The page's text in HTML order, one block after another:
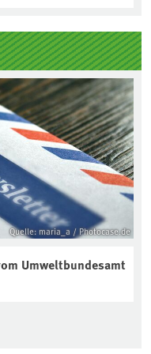
Quelle: maria_a / Photocase.de
Umweltbundesamt